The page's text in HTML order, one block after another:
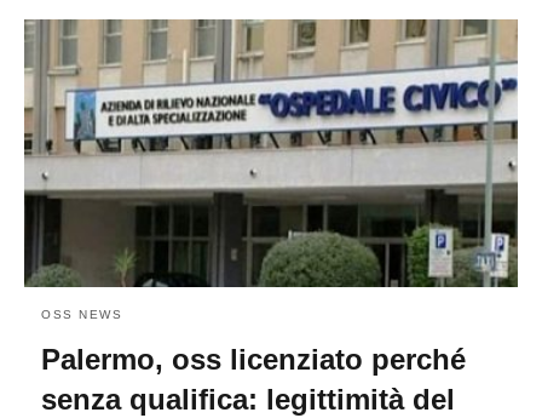
OSS NEWS
Palermo, oss licenziato perché
senza qualifica: legittimità del